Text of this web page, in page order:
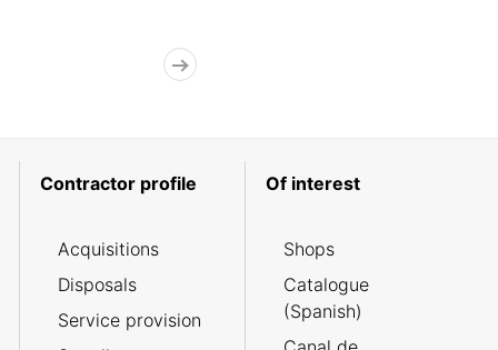
Contractor profile
Acquisitions
Disposals
Service provision
Of interest
Shops
Catalogue
(Spanish)